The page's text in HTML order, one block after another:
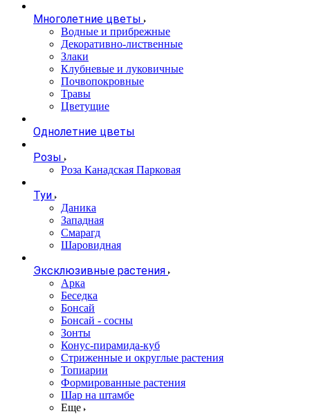
Многолетние цветы
Водные и прибрежные
Декоративно-лиственные
Злаки
Клубневые и луковичные
Почвопокровные
Травы
Цветущие
Однолетние цветы
Розы
Роза Канадская Парковая
Туи
Даника
Западная
Смарагд
Шаровидная
Эксклюзивные растения
Арка
Беседка
Бонсай
Бонсай - сосны
Зонты
Конус-пирамида-куб
Стриженные и округлые растения
Топиарии
Формированные растения
Шар на штамбе
Еще